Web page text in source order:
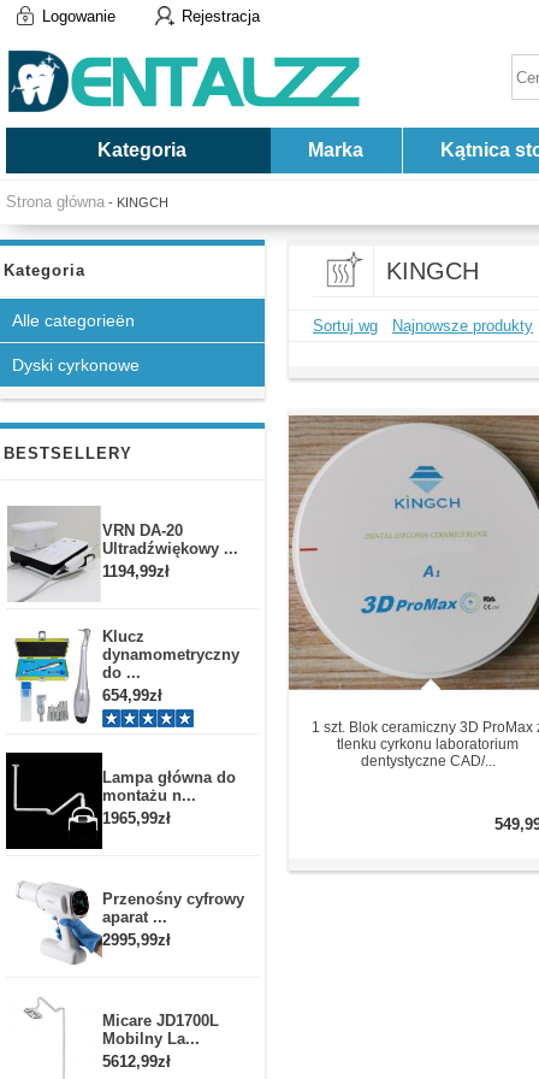
Logowanie Rejestracja
Kategoria Marka Kątnica
Strona główna - KINGCH
Kategoria
Alle categorieën
Dyski cyrkonowe
BESTSELLERY
VRN DA-20
Ultradźwiękowy ...
1194,99zł
Klucz
dynamometryczny
do ...
654,99zł
Lampa główna do
montażu n...
1965,99zł
Przenośny cyfrowy
aparat ...
2995,99zł
Micare JD1700L
Mobilny La...
5612,99zł
KINGCH
Sortuj wg Najnowsze produkty
1 szt. Blok ceramiczny 3D ProMax
tlenku cyrkonu laboratorium
dentystyczne CAD/...